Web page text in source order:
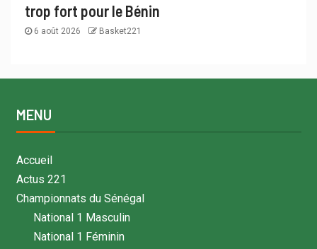
trop fort pour le Bénin
6 août 2026 Basket221
MENU
Accueil
Actus 221
Championnats du Sénégal
National 1 Masculin
National 1 Féminin